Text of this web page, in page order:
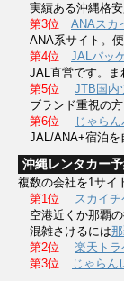
実績ある沖縄格安
第3位
ANAスカ
ANA系サイト。便
第4位
JALパッ
JAL直営です。ま
第5位
JTB国内
ブランド重視の方
第6位
じゃら
JAL/ANA+宿泊を
沖縄レンタカー
複数の会社を1サイ
第1位
スカイチ
空港近くか那覇の
混雑さけるには
第2位
楽天トラ
第3位
じゃらん